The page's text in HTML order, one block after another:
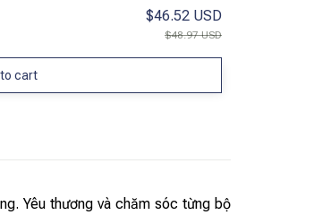
$46.52 USD
$48.97 USD
cart
Yêu thương và chăm sóc từng bộ